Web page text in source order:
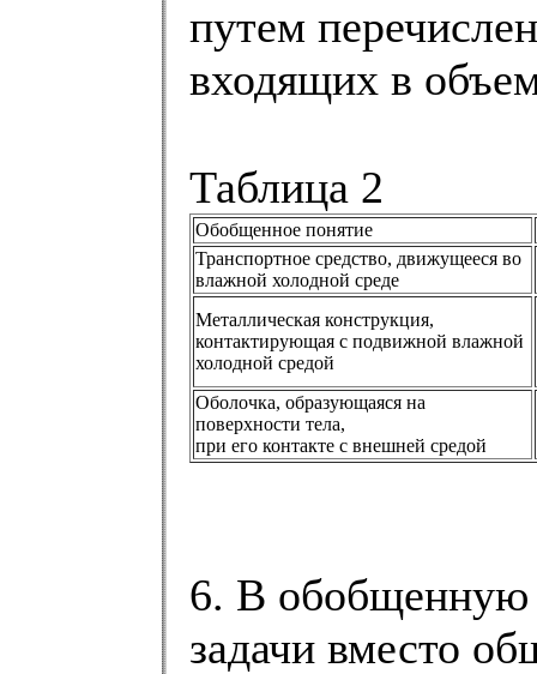
путем
входящих в
Таблица 2
Обобщенное понятие
Транспортное средство, движущееся во
влажной холодной среде
Металлическая конструкция,
контактирующая с подвижной влажной
холодной средой
Оболочка, образующаяся на
поверхности тела,
при его контакте с внешней средой
6. В обобщенную
задачи вместо